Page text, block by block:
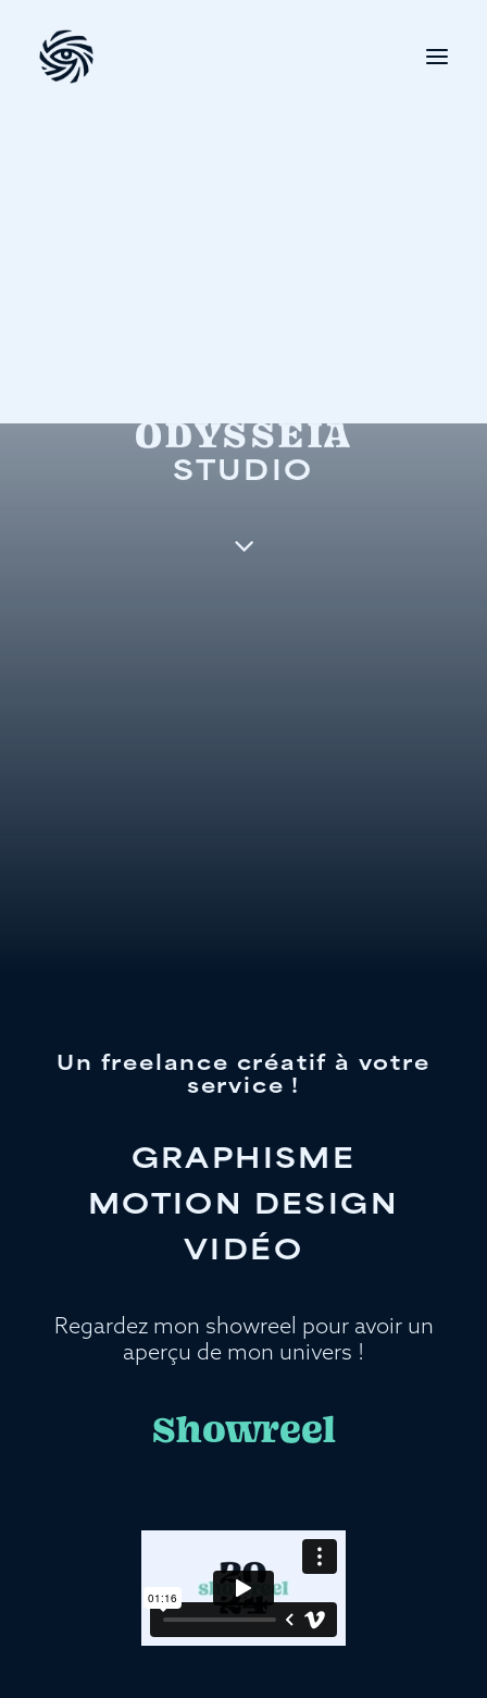
ODYSSEIA
STUDIO
Un freelance créatif à votre
service !
GRAPHISME
MOTION DESIGN
VIDÉO
Regardez mon showreel pour avoir un
aperçu de mon univers !
Showreel